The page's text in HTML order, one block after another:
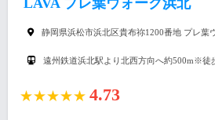
静岡県浜松市浜北区貴布祢1200番地 プレ葉
遠州鉄道浜北駅より北西方向へ約500m※徒
★★★★★ 4.73